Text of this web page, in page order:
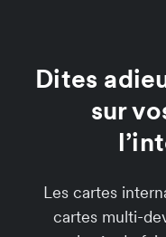
Dites
sur
Les cartes
cartes multi-